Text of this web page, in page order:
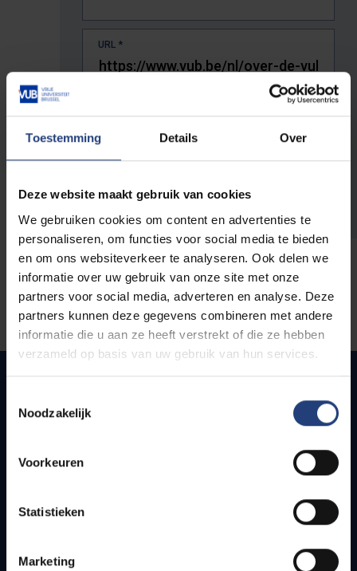
Toestemming Details Over
Deze website maakt gebruik van cookies
We gebruiken cookies om content en advertenties te
personaliseren, om functies voor social media te bieden
en om ons websiteverkeer te analyseren. Ook delen we
informatie over uw gebruik van onze site met onze
partners voor social media, adverteren en analyse. Deze
partners kunnen deze gegevens combineren met andere
informatie die u aan ze heeft verstrekt of die ze hebben
verzameld op basis van uw gebruik van hun services.
Noodzakelijk
Voorkeuren
Statistieken
Marketing
URL *
De volledige URL van de pagina waar je de fout zag.
Snel naar
Bereikbaarheid